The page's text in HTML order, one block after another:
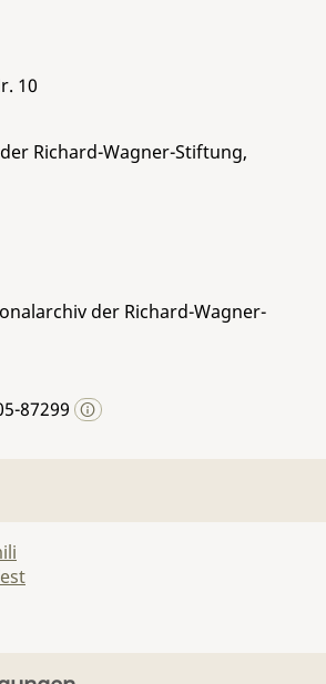
10
Richard-Wagner-Stiftung,
der Richard-Wagner-
87299